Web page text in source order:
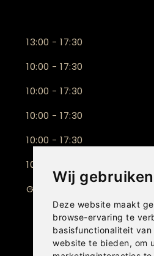
Wij
Deze website maakt
browse-ervaring te
basisfunctionaliteit
website te bieden, om
13:00 - 17:30
10:00 - 17:30
10:00 - 17:30
10:00 - 17:30
10:00 - 17:30
10:00 - 17:00
Gesloten